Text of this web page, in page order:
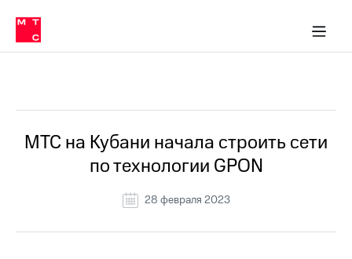
Медиа-центр
и акционерам
Устойчивое развитие
Комплаенс и деловая этика
компании
Карьера
История
компании
Руководство
в МТС
Пресс-
релизы
о технологиях
МТС на Кубани начала строить сети
по технологии GPON
28 февраля 2023